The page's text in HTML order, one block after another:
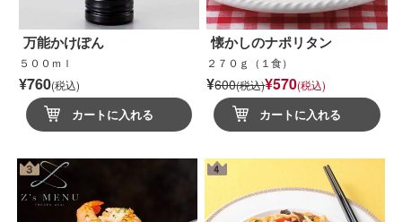
万能かけぽん
５００ｍｌ
¥760(税込)
カートに入れる
懐かしのナポリタン
２７０ｇ（１食）
¥600(税込)¥570(税込)
カートに入れる